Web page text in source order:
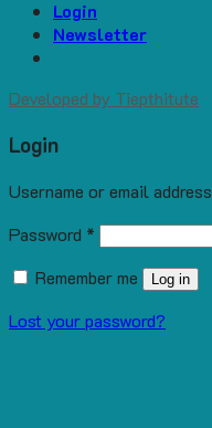
Login
Newsletter
Developed by Tiepthitute
Login
Username or email address
Password *
Remember me
Log in
Lost your password?